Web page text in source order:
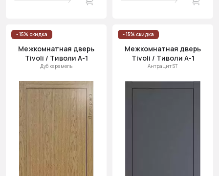
- 15% скидка
Межкомнатная дверь
Tivoli / Тиволи А-1
Дуб карамель
- 15% скидка
Межкомнатная дверь
Tivoli / Тиволи А-1
Антрацит ST